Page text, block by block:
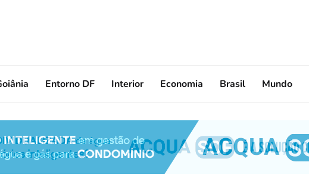
Entorno DF Interior Economia Brasil Mundo